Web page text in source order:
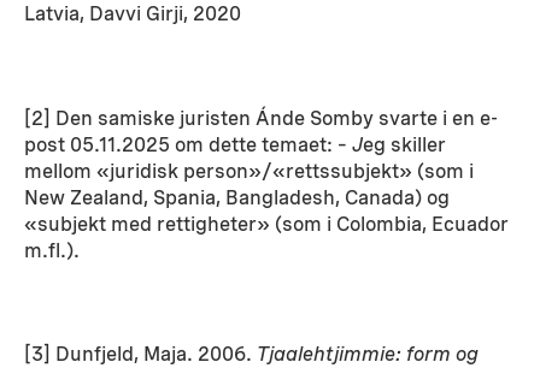
Latvia, Davvi Girji, 2020
[2] Den samiske juristen Ánde Somby svarte i en e-
post 05.11.2025 om dette temaet: –Jeg skiller
mellom «juridisk person»/«rettssubjekt» (som i
New Zealand, Spania, Bangladesh, Canada) og
«subjekt med rettigheter» (som i Colombia, Ecuador
m.fl.).
[3] Dunfjeld, Maja. 2006. Tjaalehtjimmie: form og